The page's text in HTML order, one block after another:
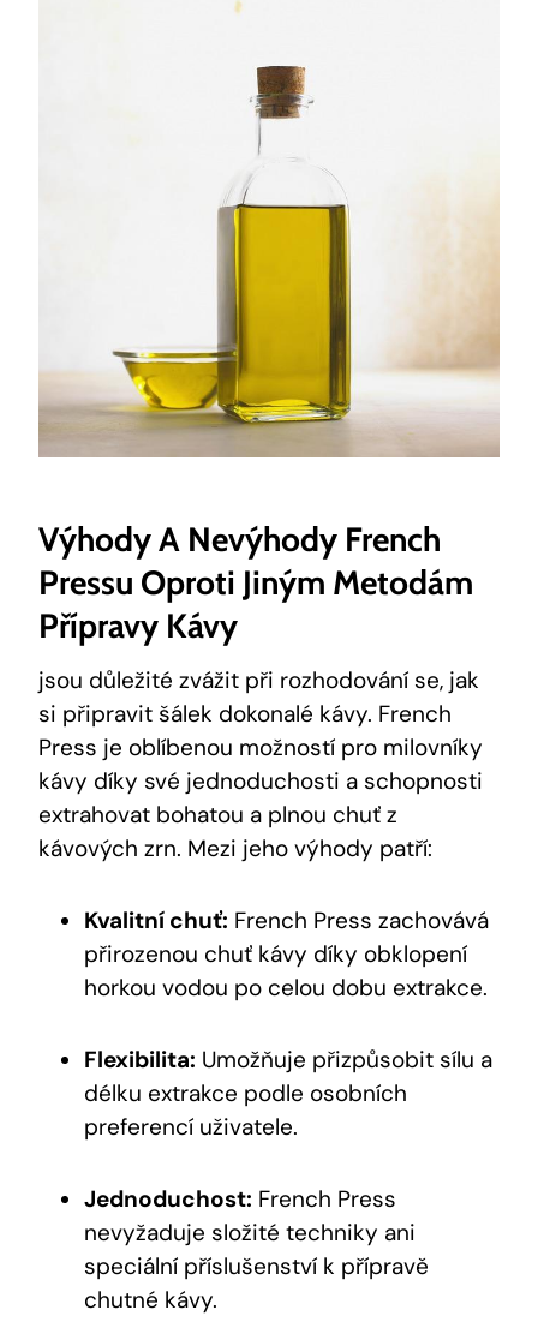
Výhody A Nevýhody French
Pressu Oproti Jiným Metodám
Přípravy Kávy
jsou důležité zvážit při rozhodování se, jak
si připravit šálek dokonalé kávy. French
Press je oblíbenou možností pro milovníky
kávy díky své jednoduchosti a schopnosti
extrahovat bohatou a plnou chuť z
kávových zrn. Mezi jeho výhody patří:
Kvalitní chuť: French Press zachovává
přirozenou chuť kávy díky obklopení
horkou vodou po celou dobu extrakce.
Flexibilita: Umožňuje přizpůsobit sílu a
délku extrakce podle osobních
preferencí uživatele.
Jednoduchost: French Press
nevyžaduje složité techniky ani
speciální příslušenství k přípravě
chutné kávy.